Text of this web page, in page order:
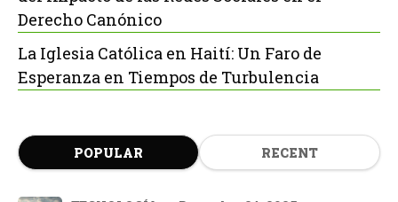
Derecho Canónico
La Iglesia Católica en Haití: Un Faro de
Esperanza en Tiempos de Turbulencia
POPULAR RECENT